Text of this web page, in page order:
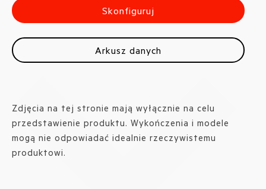
Skonfiguruj
Arkusz danych
Zdjęcia na tej stronie mają wyłącznie na celu
przedstawienie produktu. Wykończenia i modele
mogą nie odpowiadać idealnie rzeczywistemu
produktowi.